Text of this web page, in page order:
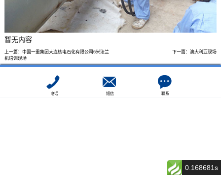
暂无内容
上一篇： 中国一重集团大连核电石化有限公司6米法兰
机培训现场
下一篇：澳大利亚现场
电话 短信 联系
0.168681s